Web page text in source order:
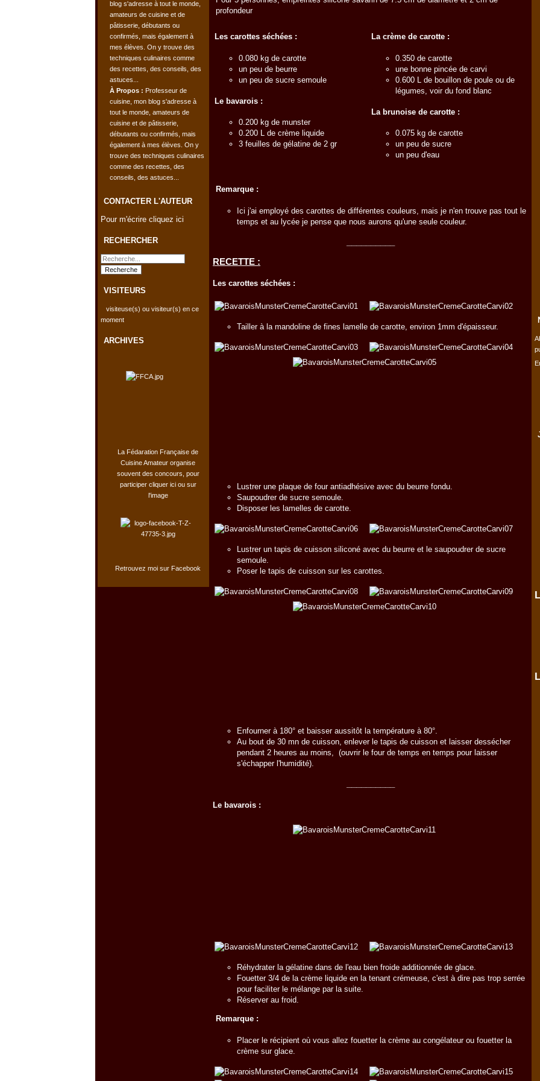
À Propos : Professeur de
cuisine, mon blog s'adresse à
tout le monde, amateurs de
cuisine et de pâtisserie,
débutants ou confirmés, mais
également à mes élèves. On y
trouve des techniques culinaires
comme des recettes, des
conseils, des astuces...
CONTACTER L'AUTEUR
Pour m'écrire cliquez ici
RECHERCHER
VISITEURS
visiteuse(s) ou visiteur(s) en ce
moment
ARCHIVES
La Fédaration Française de
Cuisine Amateur organise
souvent des concours, pour
participer cliquer ici ou sur
l'image
Retrouvez moi sur Facebook
profondeur
Les carottes séchées :
0.080 kg de carotte
un peu de beurre
un peu de sucre semoule
Le bavarois :
0.200 kg de munster
0.200 L de crème liquide
3 feuilles de gélatine de 2 gr
La crème de carotte :
0.350 de carotte
une bonne pincée de carvi
0.600 L de bouillon de poule ou de
légumes, voir du fond blanc
La brunoise de carotte :
0.075 kg de carotte
un peu de sucre
un peu d'eau
Remarque :
Ici j'ai employé des carottes de différentes couleurs, mais je n'en trouve pas tout le
temps et au lycée je pense que nous aurons qu'une seule couleur.
RECETTE :
Les carottes séchées :
Tailler à la mandoline de fines lamelle de carotte, environ 1mm d'épaisseur.
Lustrer une plaque de four antiadhésive avec du beurre fondu.
Saupoudrer de sucre semoule.
Disposer les lamelles de carotte.
Lustrer un tapis de cuisson siliconé avec du beurre et le saupoudrer de sucre
semoule.
Poser le tapis de cuisson sur les carottes.
Enfourner à 180° et baisser aussitôt la température à 80°.
Au bout de 30 mn de cuisson, enlever le tapis de cuisson et laisser dessécher
pendant 2 heures au moins, (ouvrir le four de temps en temps pour laisser
s'échapper l'humidité).
Le bavarois :
Réhydrater la gélatine dans de l'eau bien froide additionnée de glace.
Fouetter 3/4 de la crème liquide en la tenant crémeuse, c'est à dire pas trop serrée
pour faciliter le mélange par la suite.
Réserver au froid.
Remarque :
Placer le récipient où vous allez fouetter la crème au congélateur ou fouetter la
crème sur glace.